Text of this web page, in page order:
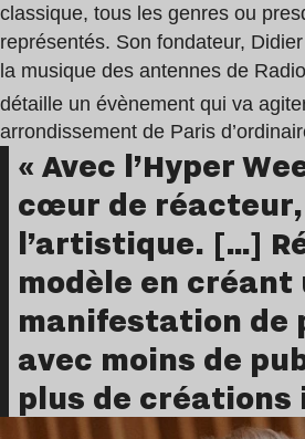
classique, tous les genres ou
représentés. Son fondateur,
la musique des antennes de
détaille un évènement qui va
arrondissement de Paris
« Avec l’Hyper
cœur de réacteur,
l’artistique. […]
modèle en créant
manifestation de
avec moins de
plus de créations